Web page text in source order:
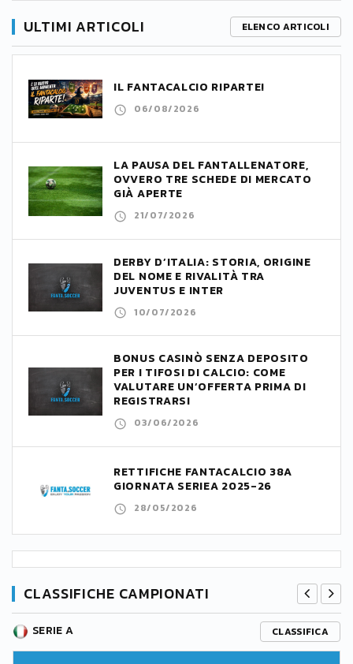
ULTIMI ARTICOLI ELENCO ARTICOLI
IL FANTACALCIO RIPARTE!
06/08/2026
LA PAUSA DEL FANTALLENATORE,
OVVERO TRE SCHEDE DI MERCATO
GIÀ APERTE
21/07/2026
DERBY D’ITALIA: STORIA, ORIGINE
DEL NOME E RIVALITÀ TRA
JUVENTUS E INTER
10/07/2026
BONUS CASINÒ SENZA DEPOSITO
PER I TIFOSI DI CALCIO: COME
VALUTARE UN’OFFERTA PRIMA DI
REGISTRARSI
03/06/2026
RETTIFICHE FANTACALCIO 38A
GIORNATA SERIEA 2025-26
28/05/2026
CLASSIFICHE CAMPIONATI
SERIE A CLASSIFICA